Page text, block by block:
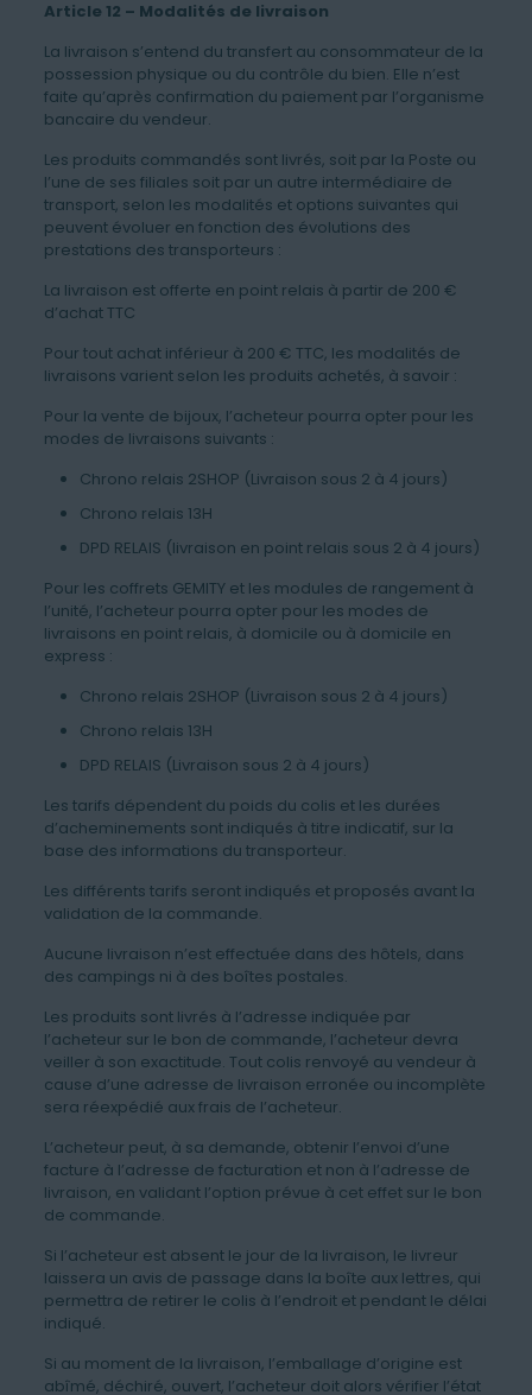
Article 12 – Modalités de livraison
La livraison s’entend du transfert au consommateur de la
possession physique ou du contrôle du bien. Elle n’est
faite qu’après confirmation du paiement par l’organisme
bancaire du vendeur.
Les produits commandés sont livrés, soit par la Poste ou
l’une de ses filiales soit par un autre intermédiaire de
transport, selon les modalités et options suivantes qui
peuvent évoluer en fonction des évolutions des
prestations des transporteurs :
La livraison est offerte en point relais à partir de 200 €
d’achat TTC
Pour tout achat inférieur à 200 € TTC, les modalités de
livraisons varient selon les produits achetés, à savoir :
Pour la vente de bijoux, l’acheteur pourra opter pour les
modes de livraisons suivants :
Chrono relais 2SHOP (Livraison sous 2 à 4 jours)
Chrono relais 13H
DPD RELAIS (livraison en point relais sous 2 à 4 jours)
Pour les coffrets GEMITY et les modules de rangement à
l’unité, l’acheteur pourra opter pour les modes de
livraisons en point relais, à domicile ou à domicile en
express :
Chrono relais 2SHOP (Livraison sous 2 à 4 jours)
Chrono relais 13H
DPD RELAIS (Livraison sous 2 à 4 jours)
Les tarifs dépendent du poids du colis et les durées
d’acheminements sont indiqués à titre indicatif, sur la
base des informations du transporteur.
Les différents tarifs seront indiqués et proposés avant la
validation de la commande.
Aucune livraison n’est effectuée dans des hôtels, dans
des campings ni à des boîtes postales.
Les produits sont livrés à l’adresse indiquée par
l’acheteur sur le bon de commande, l’acheteur devra
veiller à son exactitude. Tout colis renvoyé au vendeur à
cause d’une adresse de livraison erronée ou incomplète
sera réexpédié aux frais de l’acheteur.
L’acheteur peut, à sa demande, obtenir l’envoi d’une
facture à l’adresse de facturation et non à l’adresse de
livraison, en validant l’option prévue à cet effet sur le bon
de commande.
Si l’acheteur est absent le jour de la livraison, le livreur
laissera un avis de passage dans la boîte aux lettres, qui
permettra de retirer le colis à l’endroit et pendant le délai
indiqué.
Si au moment de la livraison, l’emballage d’origine est
abîmé, déchiré, ouvert, l’acheteur doit alors vérifier l’état